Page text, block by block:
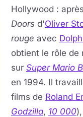
Hollywood :
Doors d'Oliver
rouge avec
obtient le rôle de
sur Super Mario
en 1994. Il
films de Roland
Godzilla, 10 000